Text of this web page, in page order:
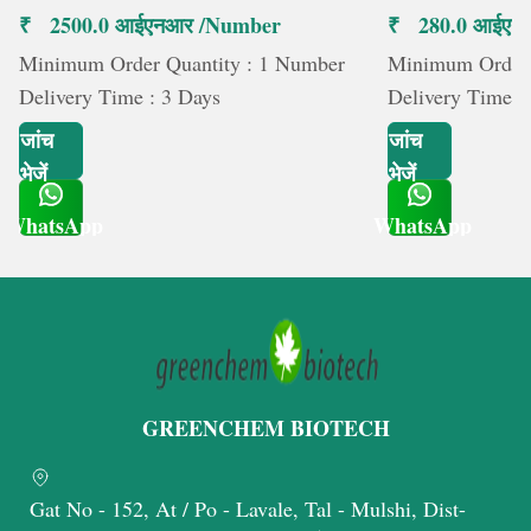
₹ 2500.0 आईएनआर /Number
Minimum Order Quantity : 1 Number
Delivery Time : 3 Days
जांच
भेजें
WhatsApp
₹ 280.0
Minimum
Delivery Time :
जांच
भेजें
WhatsApp
GREENCHEM BIOTECH
Gat No - 152, At / Po - Lavale, Tal - Mulshi, Dist-